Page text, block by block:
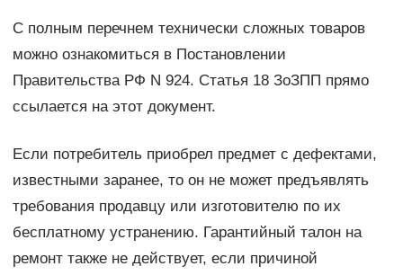
С полным перечнем технически сложных товаров
можно ознакомиться в Постановлении
Правительства РФ N 924. Статья 18 ЗоЗПП прямо
ссылается на этот документ.
Если потребитель приобрел предмет с дефектами,
известными заранее, то он не может предъявлять
требования продавцу или изготовителю по их
бесплатному устранению. Гарантийный талон на
ремонт также не действует, если причиной